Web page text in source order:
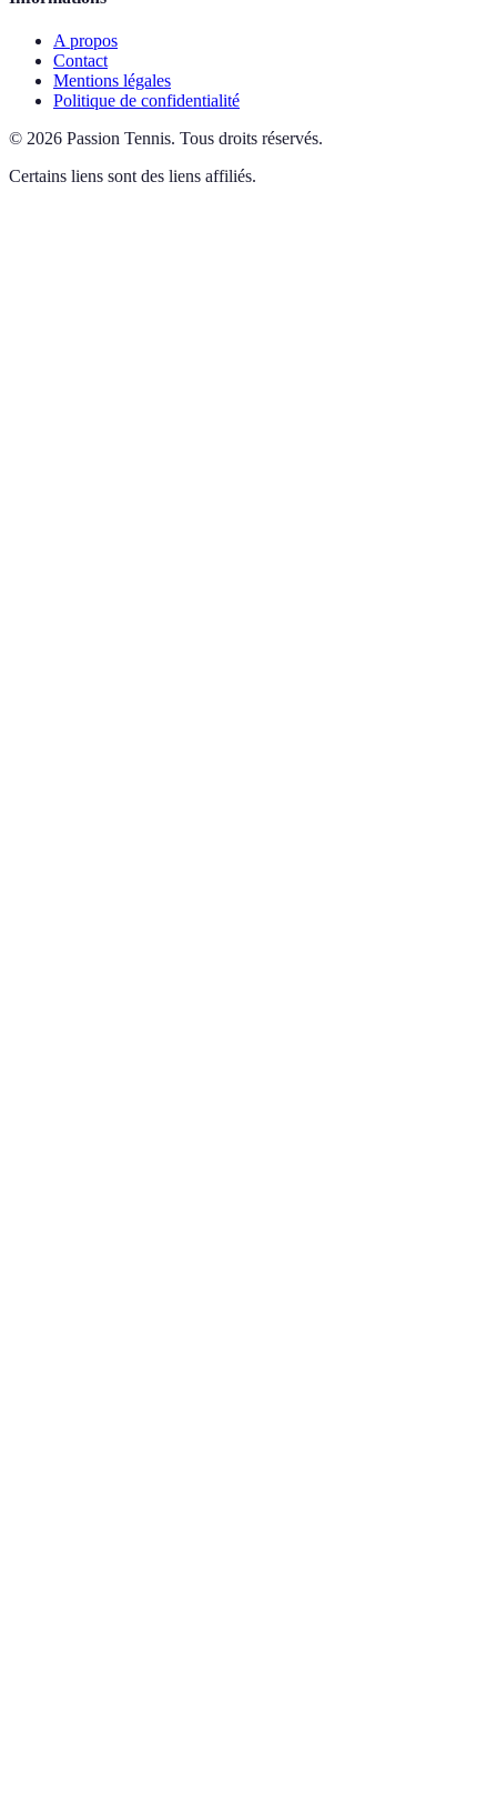
A propos
Contact
Mentions légales
Politique de confidentialité
© 2026 Passion Tennis. Tous droits réservés.
Certains liens sont des liens affiliés.